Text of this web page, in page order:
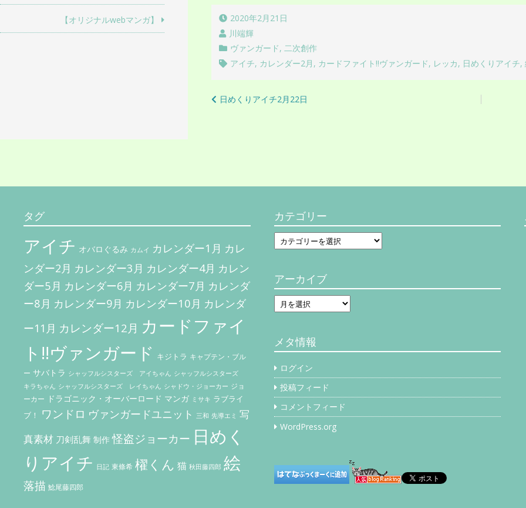
【オリジナルwebマンガ】
2020年2月21日
川端輝
ヴァンガード,二次創作
アイチ, カレンダー2月 , カードファイト!!ヴァンガード, レッカ, 日めくりアイチ,
投
ョ
ン
日めくりアイチ2月22日
タグ
アイチ オバロぐるみ カムイ カレンダー1月 カレ
ンダー2月 カレンダー3月 カレンダー4月 カレン
ダー5月 カレンダー6月 カレンダー7月 カレンダ
ー8月 カレンダー9月 カレンダー10月 カレンダ
ー11月 カレンダー12月 カードファイ
ト!!ヴァンガード キジトラ キャプテン・ブル
ー サバトラ シャッフルシスターズ アイちゃん シャッフルシスターズ
キラちゃん シャッフルシスターズ レイちゃん シャドウ・ジョーカー ジョ
ーカー ドラゴニック・オーバーロード マンガ ミサキ ラブライ
ブ！
ワンドロ ヴァンガードユニット 三和 先導エミ 写
真素材 刀剣乱舞 制作 怪盗ジョーカー 日めく
りアイチ
日記 東條希 櫂くん 猫 秋田藤四郎 絵
落描 鯰尾藤四郎
カテゴリー
カ
テ
リ
ー
アーカイブ
ー
イ
ブ
メタ情報
ログイン
投稿フィード
コメントフィード
WordPress.org